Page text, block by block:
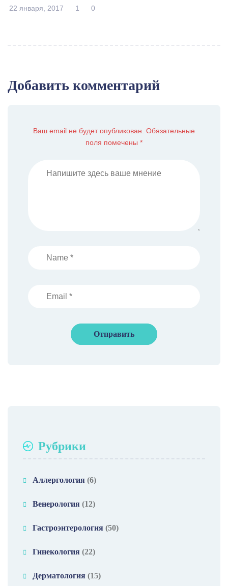
22 января, 2017 1 0
Добавить комментарий
Ваш email не будет опубликован. Обязательные
поля помечены *
Рубрики
Аллергология (6)
Венерология (12)
Гастроэнтерология (50)
Гинекология (22)
Дерматология (15)